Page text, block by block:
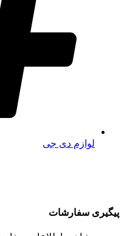
لوازم دی جی
پیگیری سفارشات